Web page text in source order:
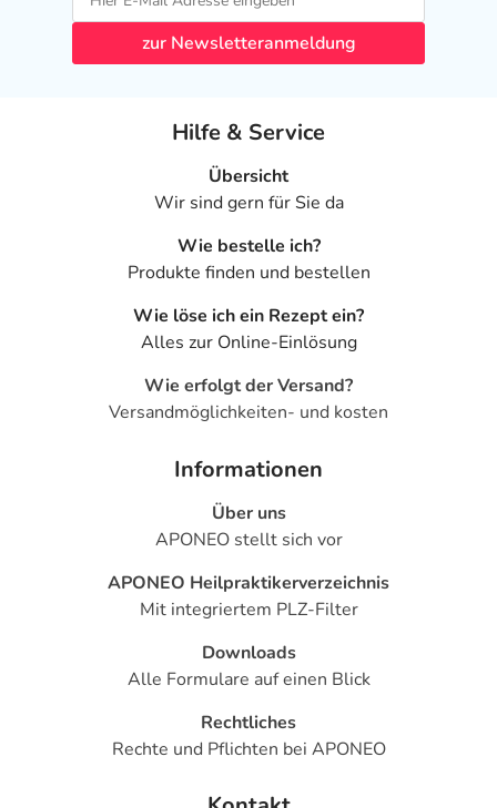
Apotheker. Der therapeutische Nutzen kann höher sein,
als das Risiko, das die Anwendung bei einer
Welche unerwünschten Wirkungen können auftreten?
- Anstieg der Nierenwerte
- Vermehrter Gallenfarbstoff (Bilirubin) im Blut
- Gerinnungszeit des Blutes verlängert (INR erhöht)
- Erhöhte Eiweißausscheidung im Urin (Proteinurie)
- Gewichtsabnahme
- Schwindelgefühl
- Missempfindungen
- Verdauungsbeschwerden
- Durchfälle
- Mundtrockenheit
- Juckreiz (Pruritus)
zur Newsletteranmeldung
Hilfe & Service
Übersicht
Wir sind gern für Sie da
Wie bestelle ich?
Produkte finden und bestellen
Wie löse ich ein Rezept ein?
Alles zur Online-Einlösung
Wie erfolgt der Versand?
Versandmöglichkeiten- und kosten
Informationen
Über uns
APONEO stellt sich vor
APONEO Heilpraktikerverzeichnis
Mit integriertem PLZ-Filter
Downloads
Alle Formulare auf einen Blick
Rechtliches
Rechte und Pflichten bei APONEO